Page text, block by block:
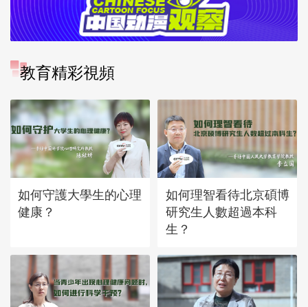
教育精彩視頻
如何守護大學生的心理
健康？
如何理智看待北京碩博
研究生人數超過本科
生？